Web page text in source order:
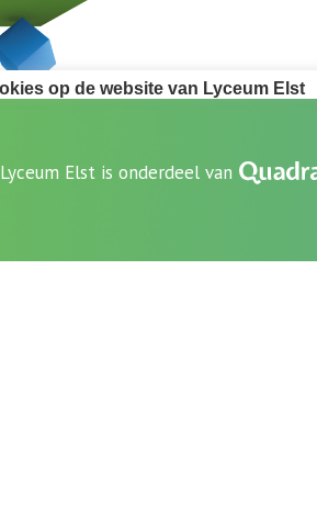
Lyceum Elst is onderdeel van